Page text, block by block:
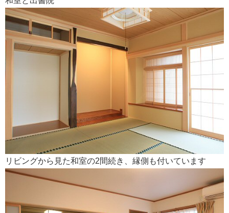
リビングから見た和室の2間続き、縁側も付いています